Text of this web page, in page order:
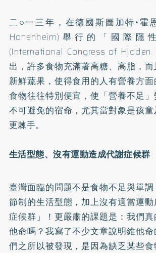
二○一三年，在德國斯圖加特•霍
Hohenheim)舉行的「國際隱
(International Congress of Hidden
出，許多食物充滿著高糖、高脂，
新鮮蔬果，使得食用的人有營養方
食物往往特別便宜，使「營養不足
不可避免的宿命，尤其當對象是孩
更棘手。
生活型態、沒有運動造成代謝症候群
臺灣面臨的問題不是食物不足與單
節制的生活型態，加上沒有適當運
症候群」！更嚴肅的課題是：我們
他命嗎？我寫了不少文章說明維他
們之所以被發現，是因為缺乏某些食